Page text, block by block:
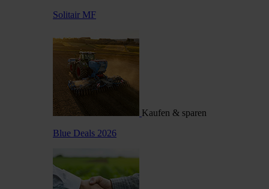
Solitair MF
Kaufen & sparen
Blue Deals 2026